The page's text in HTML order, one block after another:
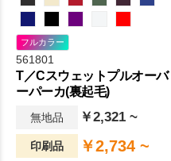
フルカラー
561801
T／Cスウェットプルオーバ
ーパーカ(裏起毛)
無地品 ￥2,321 ~
印刷品 ￥2,734 ~